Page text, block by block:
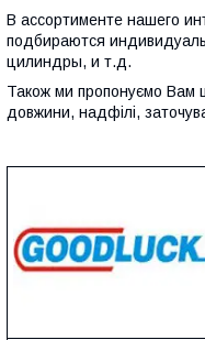
В ассортименте нашего
подбираются
цилиндры, и т.д.
Також ми пропонуємо Вам
довжини, надфілі,